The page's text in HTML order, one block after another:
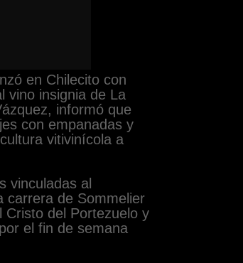
en Chilecito con
vino insignia de La
informó que
con empanadas y
vitivinícola a
vinculadas al
carrera de Sommelier
Cristo del Portezuelo y
el fin de semana